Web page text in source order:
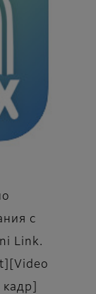
с
Link.